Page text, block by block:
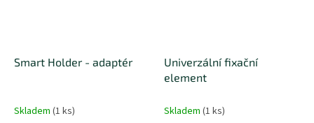
Smart Holder - adaptér
Skladem (1 ks)
Univerzální fixační
element
Skladem (1 ks)